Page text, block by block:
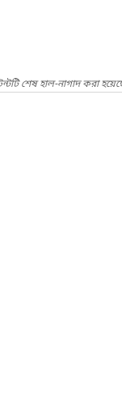
শেষ হাল-নাগাদ করা